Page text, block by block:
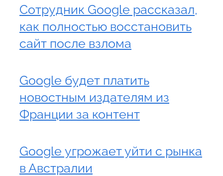
Сотрудник Google рассказал,
как полностью восстановить
сайт после взлома
Google будет платить
новостным издателям из
Франции за контент
Google угрожает уйти с рынка
в Австралии